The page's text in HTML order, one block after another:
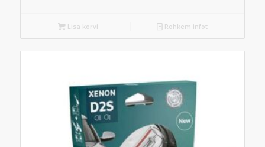
Lisa korvi Rohkem infot